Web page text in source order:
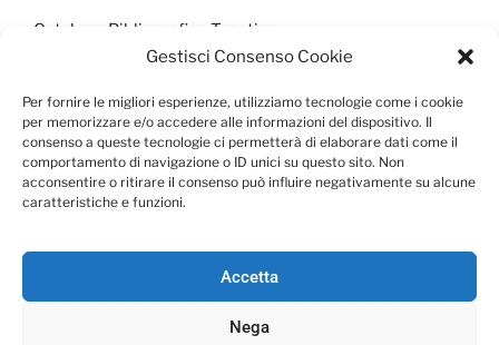
Gestisci Consenso Cookie
Per fornire le migliori esperienze, utilizziamo tecnologie come i cookie
per memorizzare e/o accedere alle informazioni del dispositivo. Il
consenso a queste tecnologie ci permetterà di elaborare dati come il
comportamento di navigazione o ID unici su questo sito. Non
acconsentire o ritirare il consenso può influire negativamente su alcune
caratteristiche e funzioni.
Accetta
Nega
Catalogo Bibliografico Trentino
Cookie Policy Privacy Policy